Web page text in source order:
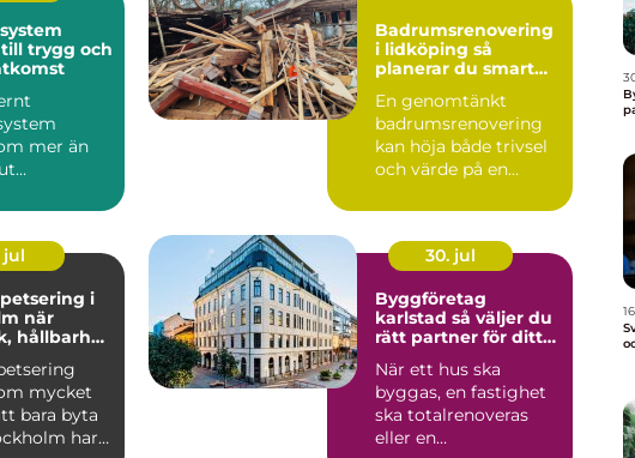
trygg och
mer än
eller mobil.
Badrumsrenovering
i lidköping så
planerar du smart
En genomtänkt
badrumsrenovering
kan höja både trivsel
och värde på en
Samtidigt ...
jul
i
hållbarhet
mycket
bara byta
har
30. jul
Byggföretag
karlstad så väljer du
rätt partner för ditt
När ett hus ska
byggas, en fastighet
ska totalrenoveras
eller en